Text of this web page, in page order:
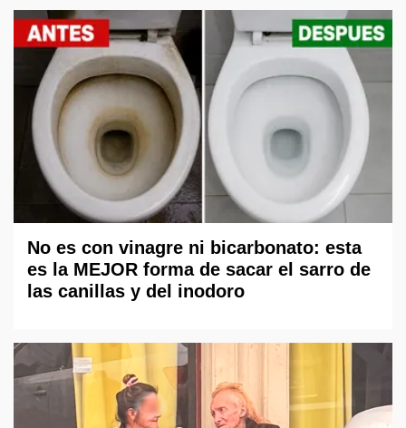
No es con vinagre ni bicarbonato: esta
es la MEJOR forma de sacar el sarro de
las canillas y del inodoro